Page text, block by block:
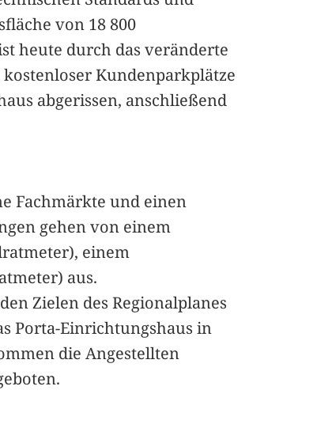
von 18 800
heute durch das veränderte
Kundenparkplätze
abgerissen, anschließend
Fachmärkte und einen
gehen von einem
einem
aus.
Zielen des Regionalplanes
Porta-Einrichtungshaus in
die Angestellten